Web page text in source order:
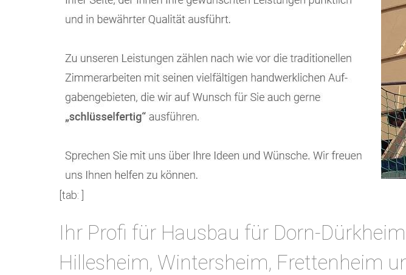
[tab: ]
Ihr Profi für Hausbau für Dorn-
Hillesheim, Wintersheim, Frettenheim